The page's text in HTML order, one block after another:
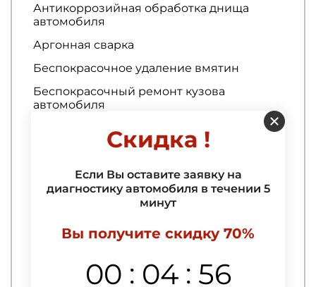
Антикоррозийная обработка днища
автомобиля
Аргонная сварка
Беспокрасочное удаление вмятин
Беспокрасочный ремонт кузова
автомобиля
Ремонт трансмиссии
Аппаратная замена масла в АКПП
Дефектовка коробки передач
Диагностика вариатора
Диагностика внутреннего шруса
Скидка !
Если Вы оставите заявку на
диагностику автомобиля в течении 5
минут
Вы получите скидку 70%
00 : 04 : 55